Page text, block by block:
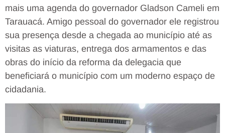
mais uma agenda do governador Gladson Cameli em
Tarauacá. Amigo pessoal do governador ele registrou
sua presença desde a chegada ao município até as
visitas as viaturas, entrega dos armamentos e das
obras do início da reforma da delegacia que
beneficiará o município com um moderno espaço de
cidadania.